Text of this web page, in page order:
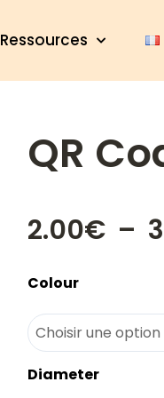
Ressources
QR
2.00€ –
Colour
Diameter
quantité
QR
Code
Rond